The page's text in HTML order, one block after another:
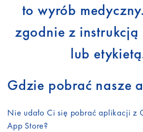
to wyrób
zgodnie z instrukcją
lub
Gdzie pobrać nasze
Nie udało Ci się pobrać aplikacji z
App Store?